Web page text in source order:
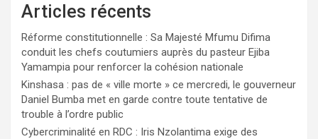
Articles récents
Réforme constitutionnelle : Sa Majesté Mfumu Difima
conduit les chefs coutumiers auprès du pasteur Ejiba
Yamampia pour renforcer la cohésion nationale
Kinshasa : pas de « ville morte » ce mercredi, le gouverneur
Daniel Bumba met en garde contre toute tentative de
trouble à l’ordre public
Cybercriminalité en RDC : Iris Nzolantima exige des